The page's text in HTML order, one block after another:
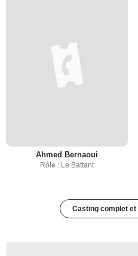
Ahmed Bernaoui
Rôle : Le Battant
Casting complet